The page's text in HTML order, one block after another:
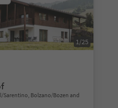
1/25
Sarentino, Bolzano/Bozen and